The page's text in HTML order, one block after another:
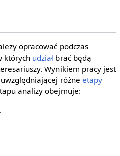
opracować podczas
których udziałbrać będą
Wynikiem pracy jest
różne etapy
analizy obejmuje: